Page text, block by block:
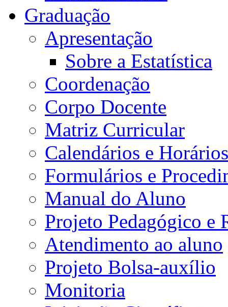
Graduação
Apresentação
Sobre a Estatística
Coordenação
Corpo Docente
Matriz Curricular
Calendários e Horários
Formulários e
Manual do Aluno
Projeto Pedagógico e
Atendimento ao aluno
Projeto Bolsa-auxílio
Monitoria